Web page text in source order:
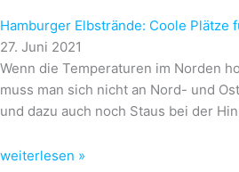
Hamburger Elbstrände: Coole Plätze
27. Juni 2021
Wenn die Temperaturen im Norden
muss man sich nicht an Nord- und
und dazu auch noch Staus bei der
weiterlesen »